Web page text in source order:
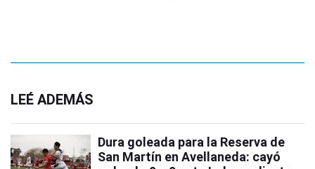
LEÉ ADEMÁS
Dura goleada para la Reserva de
San Martín en Avellaneda: cayó